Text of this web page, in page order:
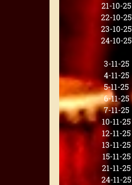
21-10-25
22-10-25
23-10-25
24-10-25
3-11-25
4-11-25
5-11-25
6-11-25
7-11-25
10-11-25
12-11-25
13-11-25
15-11-25
21-11-25
24-11-25